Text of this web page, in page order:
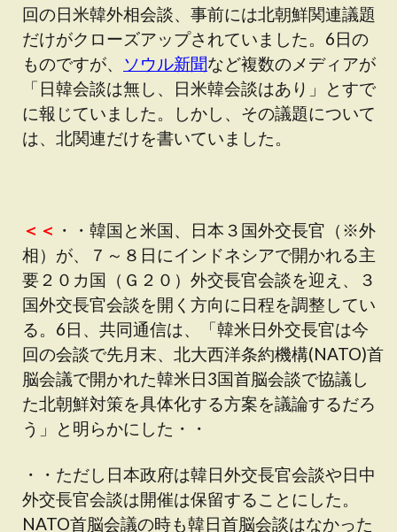
回の日米韓外相会談、事前には北朝鮮関連議題
だけがクローズアップされていました。6日の
ものですが、 ソウル新聞など複数のメディアが
「日韓会談は無し、日米韓会談はあり」とすで
に報じていました。しかし、その議題について
は、北関連だけを書いていました。
＜＜ ・・韓国と米国、日本３国外交長官（※外
相）が、７～８日にインドネシアで開かれる主
要２０カ国（Ｇ２０）外交長官会談を迎え、３
国外交長官会談を開く方向に日程を調整してい
る。6日、共同通信は、「韓米日外交長官は今
回の会談で先月末、北大西洋条約機構(NATO)首
脳会議で開かれた韓米日3国首脳会談で協議し
た北朝鮮対策を具体化する方案を議論するだろ
う」と明らかにした・・
・・ただし日本政府は韓日外交長官会談や日中
外交長官会談は開催は保留することにした。
NATO首脳会議の時も韓日首脳会談はなかった